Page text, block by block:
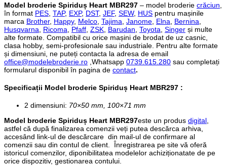
Model broderie Spiriduș Heart MBR297 – model broderie crăciun
în format PES TAP, EXP, DST, JEF, SEW, HUS pentru mașinile
marca Brother, Happy, Melco Tajima Janome Elna Bernina
Husqvarna
Ricoma Pfaff ZSK Barudan Toyota Singer și multe
alte formate. Compatibil cu orice mașini de brodat de uz casnic,
clasa hobby, semi-profesionale sau industriale. Pentru alte formate
și dimensiuni, ne puteți contacta la adresa de email
office@modelebroderie.ro ,Whatsapp 0739.615.280 sau completați
formularul disponibil în pagina de contact.
Specificații Model broderie Spiriduș Heart MBR297 :
2 dimensiuni: 70×50 mm, 100×71 mm
Model broderie Spiriduș Heart MBR297este un produs digital,
astfel că după finalizarea comenzii veți putea descărca arhiva,
accesând link-ul de descărcare din mail-ul de confirmare al
comenzii sau din contul de client. Înregistrarea pe site vă oferă
istoricul comenzilor, diponibilitatea modelelor achiziționatate de pe
orice dispozitiv, gestionarea contului.